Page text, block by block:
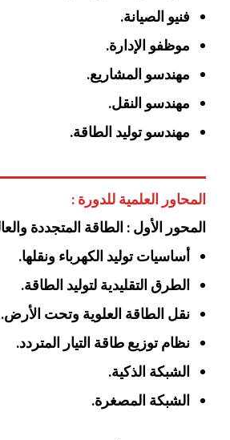
فنيو الصيانة.
موظفو الإدارة.
مهندسو المشاريع.
مهندسو النقل.
مهندسو توليد الطاقة.
المحاور العلمية للدورة :
المحور الأول : الطاقة المتجددة
أساسيات توليد الكهرباء ونقلها.
الطرق التقليدية لتوليد الطاقة.
نقل الطاقة العلوية وتحت الأرض.
نظام توزيع طاقة التيار المتردد.
الشبكة الذكية.
الشبكة المصغرة.